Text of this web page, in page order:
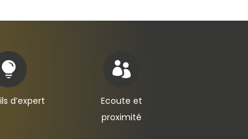

d’expert

Ecoute et
proximité